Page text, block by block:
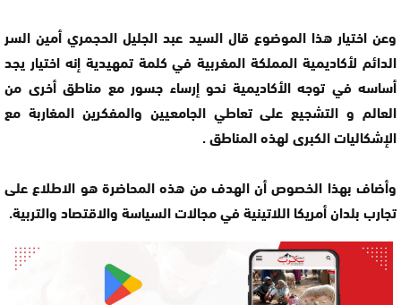
وعن اختيار هذا الموضوع قال السيد عبد الجليل الحجمري أمين السر
الدائم لأكاديمية المملكة المغربية في كلمة تمهيدية إنه اختيار يجد
أساسه في توجه الأكاديمية نحو إرساء جسور مع مناطق أخرى من
العالم و التشجيع على تعاطي الجامعيين والمفكرين المغاربة مع
الإشكاليات الكبرى لهذه المناطق .
وأضاف بهذا الخصوص أن الهدف من هذه المحاضرة هو الاطلاع على
تجارب بلدان أمريكا اللاتينية في مجالات السياسة والاقتصاد والتربية.